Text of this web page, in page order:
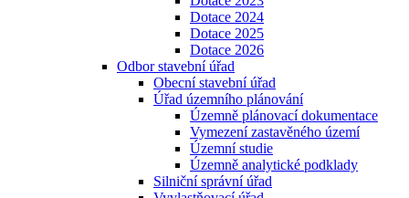
Dotace 2024
Dotace 2025
Dotace 2026
Odbor stavební úřad
Obecní stavební úřad
Úřad územního plánování
Územně plánovací dokumentace
Vymezení zastavěného území
Územní studie
Územně analytické podklady
Silniční správní úřad